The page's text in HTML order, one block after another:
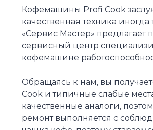
Кофемашины Profi Cook
качественная техника
«Сервис Мастер»
сервисный центр
кофемашине
Обращаясь к нам, вы
Cook и типичные слабые
качественные аналоги,
ремонт выполняется с